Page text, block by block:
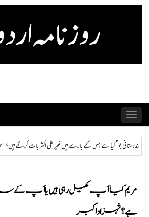
Skip
Toggle
navigation
بات کرتے ہیں؟ اس بو کو کیسے پہچانا جا سکتا ہے اور ختم کیا جا سکتا
مریم کیا آپ کھیل رہی ہیں یا آپ کے
ہے؟ شہزاد اکبر